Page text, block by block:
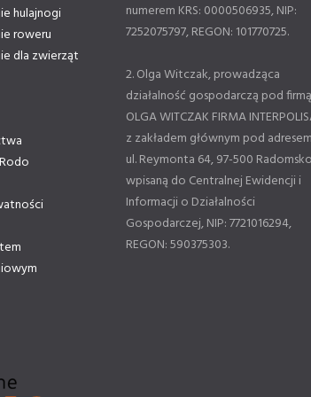
hulajnogi
roweru
dla zwierząt
numerem KRS: 0000506935, NIP:
7252075797, REGON: 101770725.
2. Olga Witczak, prowadząca
działalność gospodarczą pod firmą
OLGA WITCZAK FIRMA
z zakładem głównym pod
ul. Reymonta 64, 97-500
wpisaną do Centralnej Ewidencji i
Informacji o Działalności
Gospodarczej, NIP: 7721016294,
REGON: 590375303.